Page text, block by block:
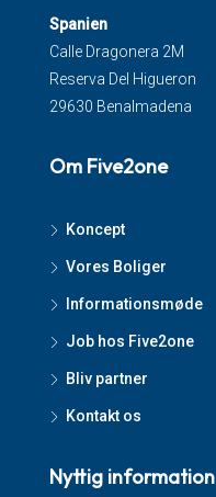
Spanien
Calle Dragonera 2M
Reserva Del Higueron
29630 Benalmadena
Om Five2one
Koncept
Vores Boliger
Informationsmøde
Job hos Five2one
Bliv partner
Kontakt os
Nyttig information